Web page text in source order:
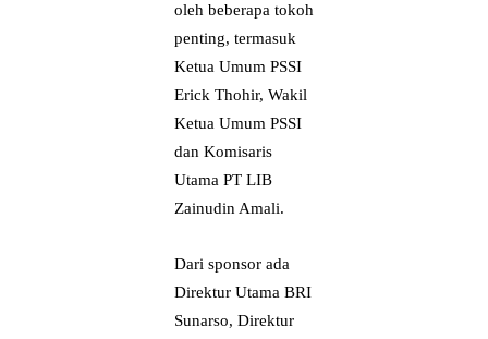
oleh beberapa tokoh
penting, termasuk
Ketua Umum PSSI
Erick Thohir, Wakil
Ketua Umum PSSI
dan Komisaris
Utama PT LIB
Zainudin Amali.
Dari sponsor ada
Direktur Utama BRI
Sunarso, Direktur